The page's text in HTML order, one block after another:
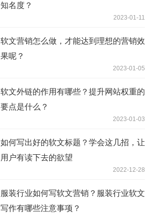
知名度？
2023-01-11
软文营销怎么做，才能达到理想的营销效
果呢？
2023-01-05
软文外链的作用有哪些？提升网站权重的
要点是什么？
2023-01-03
如何写出好的软文标题？学会这几招，让
用户有读下去的欲望
2022-12-28
服装行业如何写软文营销？服装行业软文
写作有哪些注意事项？